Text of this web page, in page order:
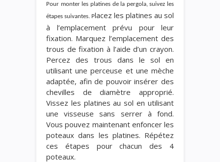
Pour monter les platines de la pergola, suivez les
étapes suivantes. Placez les platines au sol
à l’emplacement prévu pour leur
fixation. Marquez l’emplacement des
trous de fixation à l’aide d’un crayon.
Percez des trous dans le sol en
utilisant une perceuse et une mèche
adaptée, afin de pouvoir insérer des
chevilles de diamètre approprié.
Vissez les platines au sol en utilisant
une visseuse sans serrer à fond.
Vous pouvez maintenant enfoncer les
poteaux dans les platines. Répétez
ces étapes pour chacun des 4
poteaux.